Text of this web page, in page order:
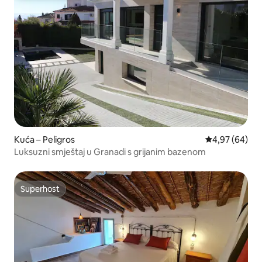
Kuća – Peligros Prosječna
4,97 (64)
Luksuzni smještaj u Granadi s grijanim bazenom
Superhost
Superhost